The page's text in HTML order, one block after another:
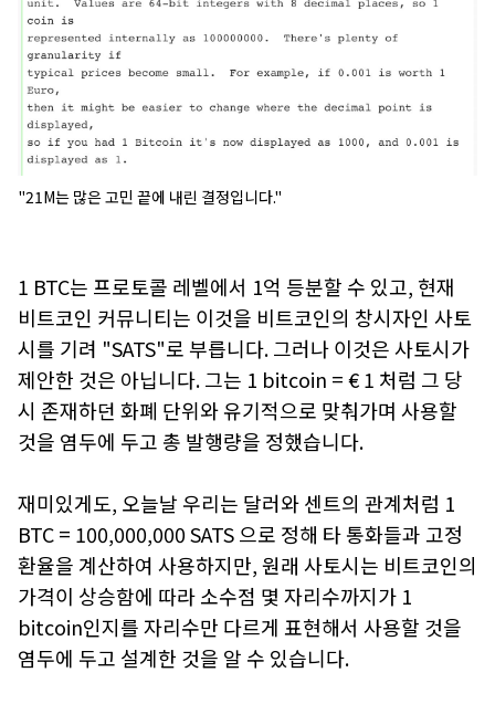
"21M는 많은 고민 끝에 내린 결정입니다."
1 BTC는 프로토콜 레벨에서 1억 등분할 수 있고, 현재
비트코인 커뮤니티는 이것을 비트코인의 창시자인 사토
시를 기려 "SATS"로 부릅니다. 그러나 이것은 사토시가
제안한 것은 아닙니다. 그는 1 bitcoin = € 1 처럼 그 당
시 존재하던 화폐 단위와 유기적으로 맞춰가며 사용할
것을 염두에 두고 총 발행량을 정했습니다.
재미있게도, 오늘날 우리는 달러와 센트의 관계처럼 1
BTC = 100,000,000 SATS 으로 정해 타 통화들과 고정
환율을 계산하여 사용하지만, 원래 사토시는 비트코인의
가격이 상승함에 따라 소수점 몇 자리수까지가 1
bitcoin인지를 자리수만 다르게 표현해서 사용할 것을
염두에 두고 설계한 것을 알 수 있습니다.